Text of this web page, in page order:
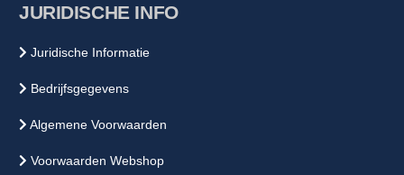
JURIDISCHE INFO
Juridische Informatie
Bedrijfsgegevens
Algemene Voorwaarden
Voorwaarden Webshop